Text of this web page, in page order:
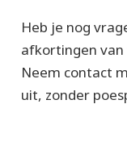
Heb je nog
afkortingen van
Neem contact
uit, zonder